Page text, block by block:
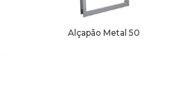
Alçapão Metal 50